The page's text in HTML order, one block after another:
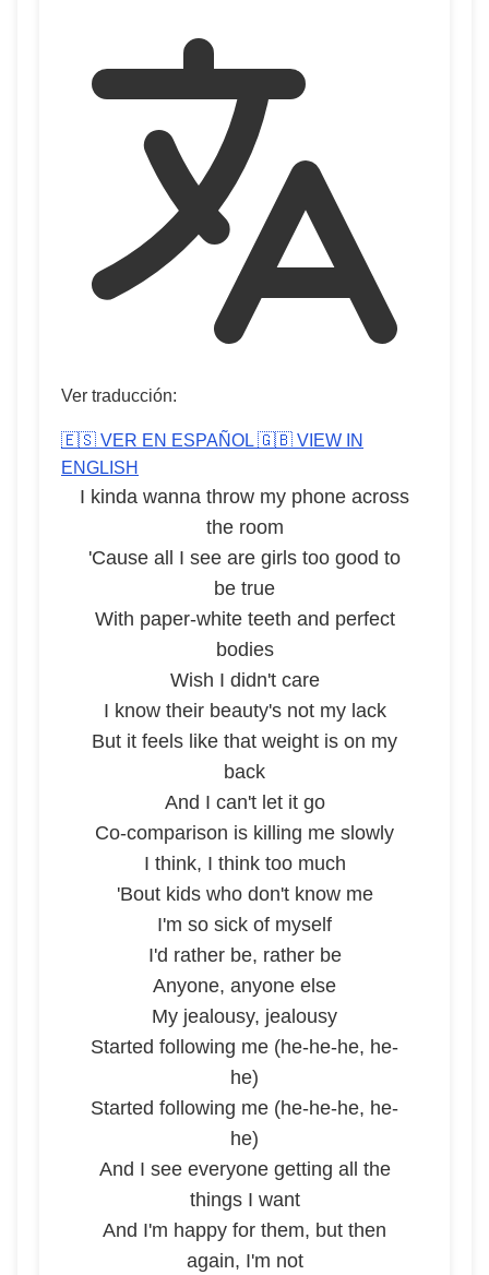
Ver traducción:
🇪🇸 VER EN ESPAÑOL 🇬🇧 VIEW IN
ENGLISH
I kinda wanna throw my phone across
the room
'Cause all I see are girls too good to
be true
With paper-white teeth and perfect
bodies
Wish I didn't care
I know their beauty's not my lack
But it feels like that weight is on my
back
And I can't let it go
Co-comparison is killing me slowly
I think, I think too much
'Bout kids who don't know me
I'm so sick of myself
I'd rather be, rather be
Anyone, anyone else
My jealousy, jealousy
Started following me (he-he-he, he-
he)
Started following me (he-he-he, he-
he)
And I see everyone getting all the
things I want
And I'm happy for them, but then
again, I'm not